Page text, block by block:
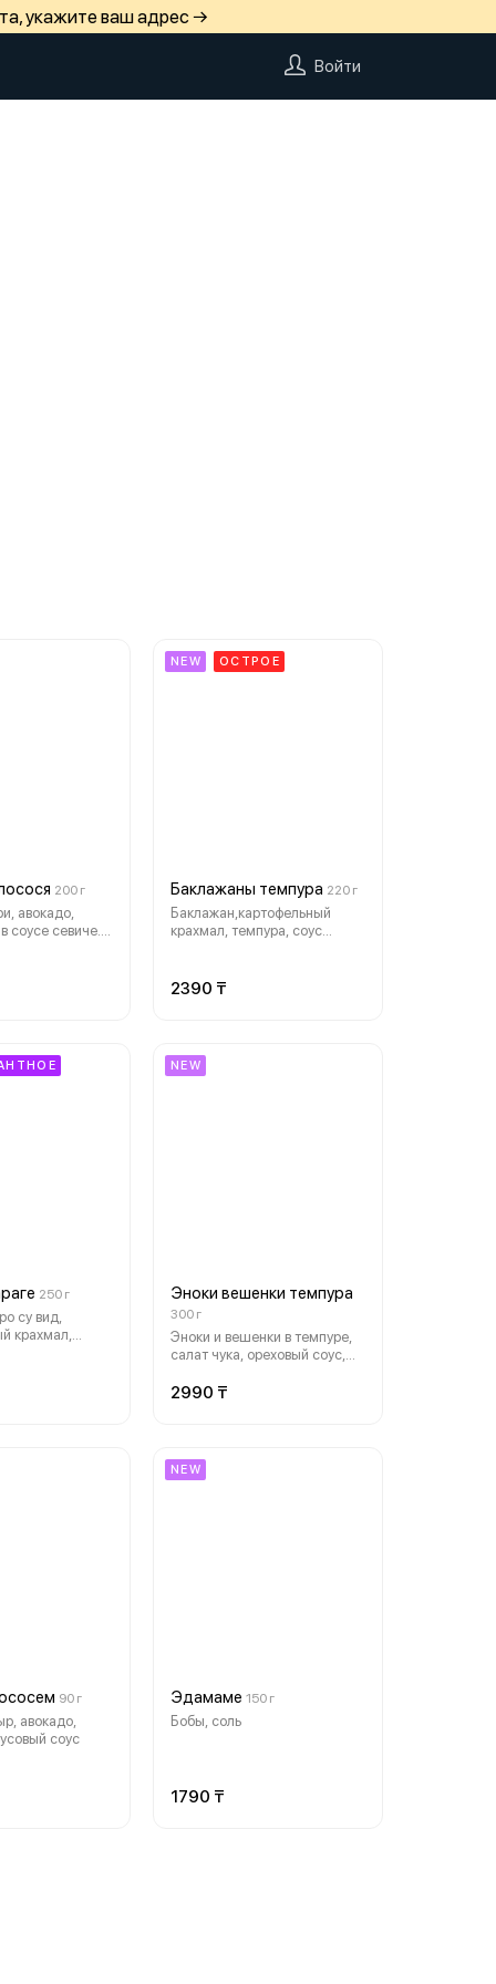
укажите ваш адрес →
Войти
200 г
авокадо,
соусе севиче.
NEW ОСТРОЕ
Баклажаны темпура 220 г
Баклажан,картофельный
крахмал, темпура, соус
чили
2390 ₸
250 г
су вид,
крахмал,
вкусом ,
NEW
Эноки вешенки темпура
300 г
Эноки и вешенки в темпуре,
салат чука, ореховый соус,
2990 ₸
90 г
авокадо,
соус
NEW
Эдамаме 150 г
Бобы, соль
1790 ₸